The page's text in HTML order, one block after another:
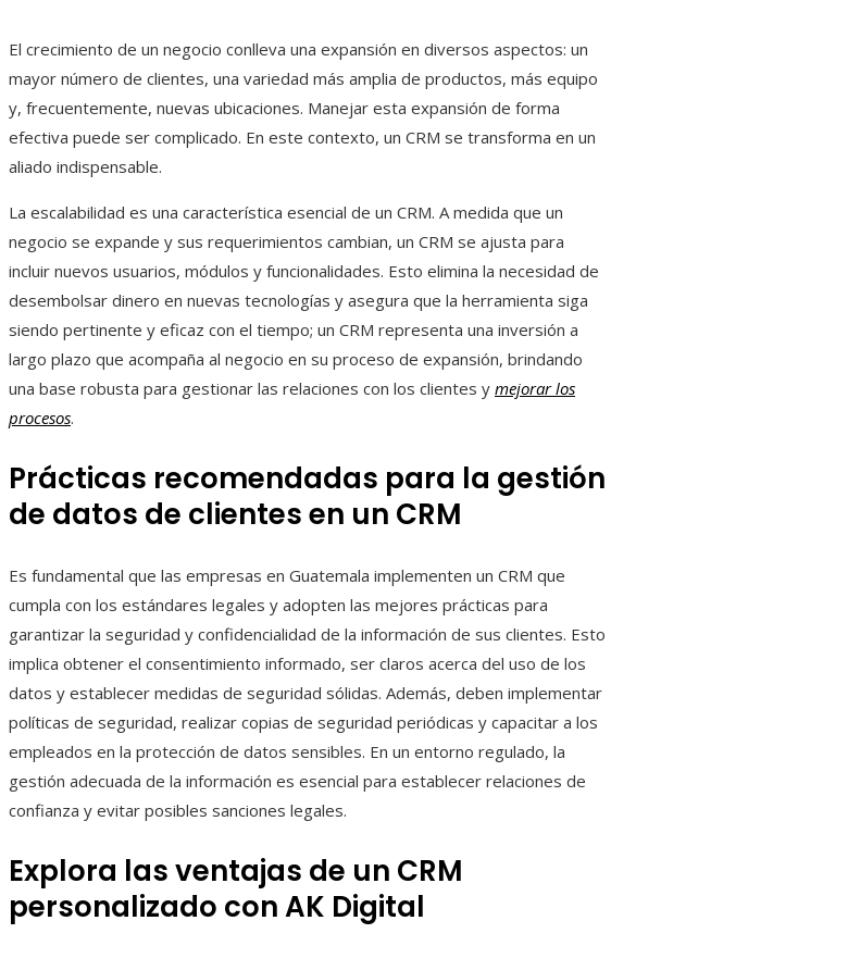
El crecimiento de un negocio conlleva una expansión en diversos aspectos: un
mayor número de clientes, una variedad más amplia de productos, más equipo
y, frecuentemente, nuevas ubicaciones. Manejar esta expansión de forma
efectiva puede ser complicado. En este contexto, un CRM se transforma en un
aliado indispensable.
La escalabilidad es una característica esencial de un CRM. A medida que un
negocio se expande y sus requerimientos cambian, un CRM se ajusta para
incluir nuevos usuarios, módulos y funcionalidades. Esto elimina la necesidad de
desembolsar dinero en nuevas tecnologías y asegura que la herramienta siga
siendo pertinente y eficaz con el tiempo; un CRM representa una inversión a
largo plazo que acompaña al negocio en su proceso de expansión, brindando
una base robusta para gestionar las relaciones con los clientes y mejorar los
procesos.
Prácticas recomendadas para la gestión
de datos de clientes en un CRM
Es fundamental que las empresas en Guatemala implementen un CRM que
cumpla con los estándares legales y adopten las mejores prácticas para
garantizar la seguridad y confidencialidad de la información de sus clientes. Esto
implica obtener el consentimiento informado, ser claros acerca del uso de los
datos y establecer medidas de seguridad sólidas. Además, deben implementar
políticas de seguridad, realizar copias de seguridad periódicas y capacitar a los
empleados en la protección de datos sensibles. En un entorno regulado, la
gestión adecuada de la información es esencial para establecer relaciones de
confianza y evitar posibles sanciones legales.
Explora las ventajas de un CRM
personalizado con AK Digital